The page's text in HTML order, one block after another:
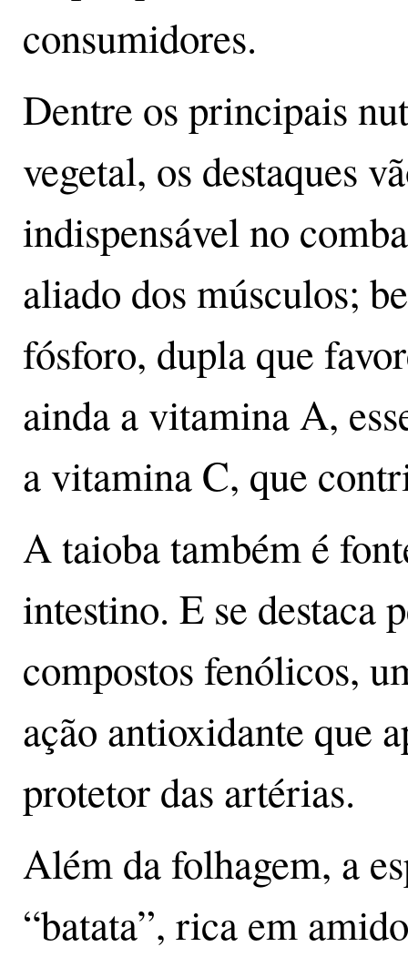
consumidores.
Dentre os principais
vegetal, os destaques
indispensável no
aliado dos músculos;
fósforo, dupla que
ainda a vitamina A,
a vitamina C, que
A taioba também é
intestino. E se destaca
compostos fenólicos,
ação antioxidante que
protetor das artérias.
Além da folhagem, a
“batata”, rica em